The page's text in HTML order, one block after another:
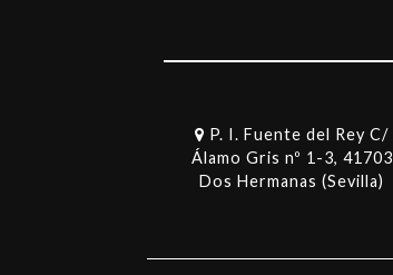
P. I. Fuente del Rey C/
Álamo Gris nº 1-3, 41703
Dos Hermanas (Sevilla)